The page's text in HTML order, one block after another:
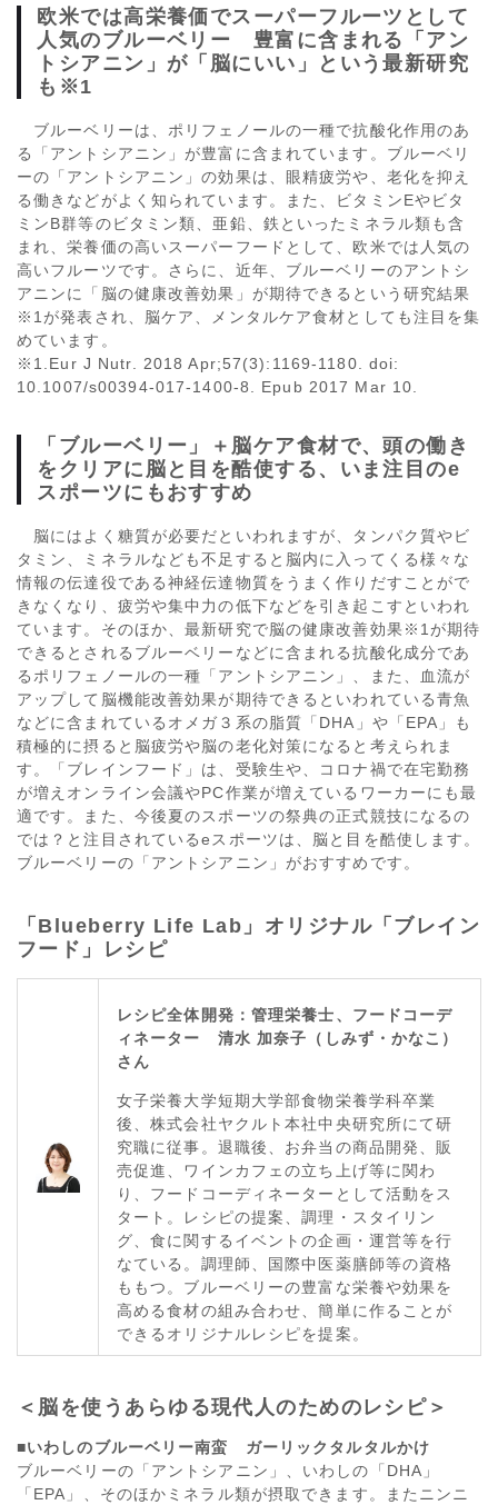
欧米では高栄養価でスーパーフルーツとして
人気のブルーベリー 豊富に含まれる「アン
トシアニン」が「脳にいい」という最新研究
も※1
ブルーベリーは、ポリフェノールの一種で抗酸化作用のあ
る「アントシアニン」が豊富に含まれています。ブルーベリ
ーの「アントシアニン」の効果は、眼精疲労や、老化を抑え
る働きなどがよく知られています。また、ビタミンEやビタ
ミンB群等のビタミン類、亜鉛、鉄といったミネラル類も含
まれ、栄養価の高いスーパーフードとして、欧米では人気の
高いフルーツです。さらに、近年、ブルーベリーのアントシ
アニンに「脳の健康改善効果」が期待できるという研究結果
※1が発表され、脳ケア、メンタルケア食材としても注目を集
めています。
※1.Eur J Nutr. 2018 Apr;57(3):1169-1180. doi:
10.1007/s00394-017-1400-8. Epub 2017 Mar 10.
「ブルーベリー」＋脳ケア食材で、頭の働き
をクリアに脳と目を酷使する、いま注目のe
スポーツにもおすすめ
脳にはよく糖質が必要だといわれますが、タンパク質やビ
タミン、ミネラルなども不足すると脳内に入ってくる様々な
情報の伝達役である神経伝達物質をうまく作りだすことがで
きなくなり、疲労や集中力の低下などを引き起こすといわれ
ています。そのほか、最新研究で脳の健康改善効果※1が期待
できるとされるブルーベリーなどに含まれる抗酸化成分であ
るポリフェノールの一種「アントシアニン」、また、血流が
アップして脳機能改善効果が期待できるといわれている青魚
などに含まれているオメガ３系の脂質「DHA」や「EPA」も
積極的に摂ると脳疲労や脳の老化対策になると考えられま
す。「ブレインフード」は、受験生や、コロナ禍で在宅勤務
が増えオンライン会議やPC作業が増えているワーカーにも最
適です。また、今後夏のスポーツの祭典の正式競技になるの
では？と注目されているeスポーツは、脳と目を酷使します。
ブルーベリーの「アントシアニン」がおすすめです。
「Blueberry Life Lab」オリジナル「ブレイン
フード」レシピ
レシピ全体開発：管理栄養士、フードコーデ
ィネーター 清水 加奈子（しみず・かなこ）
さん
女子栄養大学短期大学部食物栄養学科卒業
後、株式会社ヤクルト本社中央研究所にて研
究職に従事。退職後、お弁当の商品開発、販
売促進、ワインカフェの立ち上げ等に関わ
り、フードコーディネーターとして活動をス
タート。レシピの提案、調理・スタイリン
グ、食に関するイベントの企画・運営等を行
なている。調理師、国際中医薬膳師等の資格
ももつ。ブルーベリーの豊富な栄養や効果を
高める食材の組み合わせ、簡単に作ることが
できるオリジナルレシピを提案。
＜脳を使うあらゆる現代人のためのレシピ＞
■いわしのブルーベリー南蛮 ガーリックタルタルかけ
ブルーベリーの「アントシアニン」、いわしの「DHA」
「EPA」、そのほかミネラル類が摂取できます。またニンニ